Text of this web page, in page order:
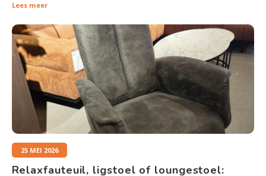
Lees meer
25 MEI 2026
Relaxfauteuil, ligstoel of loungestoel: